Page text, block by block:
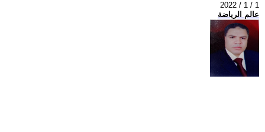
2022 / 1 / 1
عالم الرياضة